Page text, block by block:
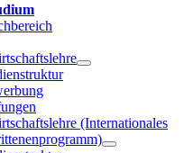
(Internationales